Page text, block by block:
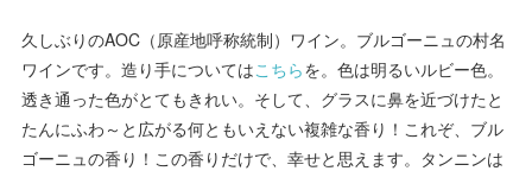
久しぶりのAOC（原産地呼称統制）ワイン。ブルゴーニュの村名
ワインです。造り手についてはこちらを。色は明るいルビー色。
透き通った色がとてもきれい。そして、グラスに鼻を近づけたと
たんにふわ～と広がる何ともいえない複雑な香り！これぞ、ブル
ゴーニュの香り！この香りだけで、幸せと思えます。タンニンは